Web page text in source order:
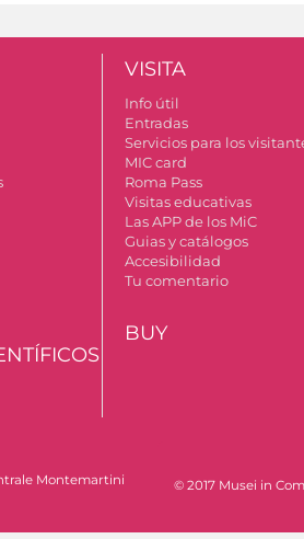
VISITA
Info útil
Entradas
Servicios para los
MIC card
Roma Pass
Visitas educativas
Las APP de los MiC
Guias y catálogos
Accesibilidad
Tu comentario
BUY
Montemartini
© 2017 Musei in